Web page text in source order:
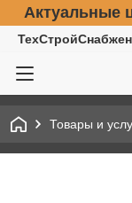
Актуальные
Товары и